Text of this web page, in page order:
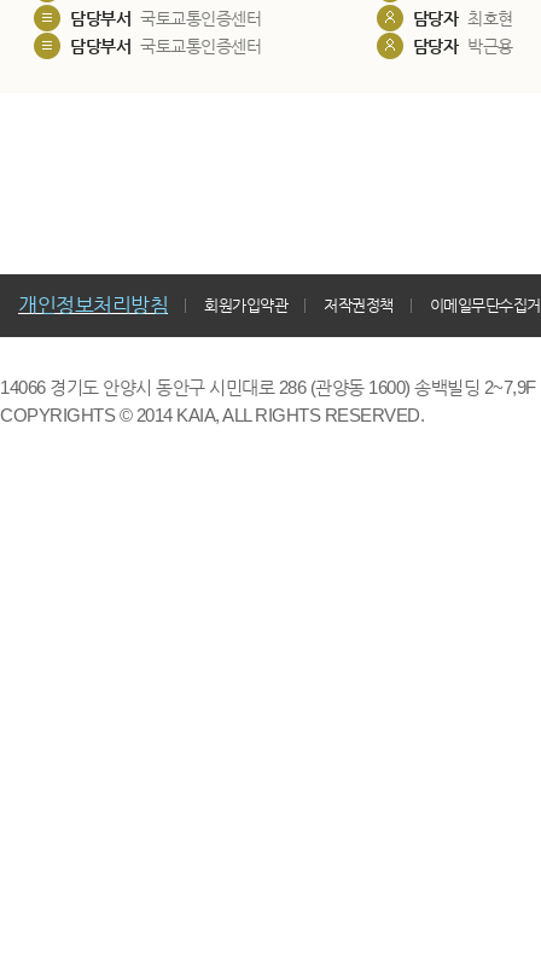
담당부서 국토교통인증센터 담당자 최호현
담당부서 국토교통인증센터 담당자 박근용
개인정보처리방침 회원가입약관 저작권정책 이메일무단수집
14066 경기도 안양시 동안구 시민대로 286 (관양동 1600) 송백빌딩
COPYRIGHTS © 2014 KAIA, ALL RIGHTS RESERVED.